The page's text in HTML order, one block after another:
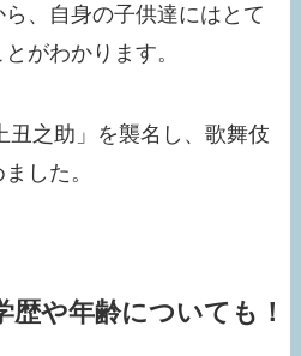
、自身の子供達にはとて
がわかります。
丑之助」を襲名し、歌舞伎
した。
歴や年齢についても！